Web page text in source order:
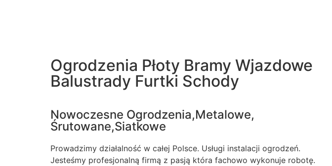
Ogrodzenia Płoty Bramy Wjazdowe
Balustrady Furtki Schody
Nowoczesne Ogrodzenia,Metalowe,
Śrutowane,Siatkowe
Prowadzimy działalność w całej Polsce. Usługi instalacji ogrodzeń.
Jesteśmy profesjonalną firmą z pasją która fachowo wykonuje robotę.